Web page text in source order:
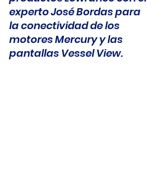
experto José Bordas para
la conectividad de los
motores Mercury y las
pantallas Vessel View.